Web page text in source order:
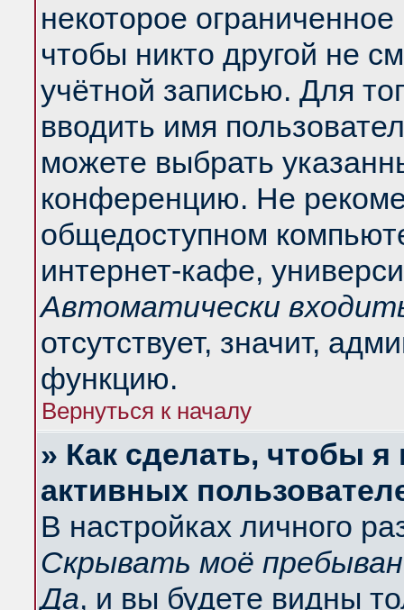
некоторое
чтобы никто другой не
учётной записью. Для
вводить имя
можете выбрать
конференцию. Не
общедоступном
интернет-кафе,
Автоматически
отсутствует, значит,
функцию.
Вернуться к началу
» Как сделать, чтобы
активных
В настройках личного
Скрывать моё
Да, и вы будете видны